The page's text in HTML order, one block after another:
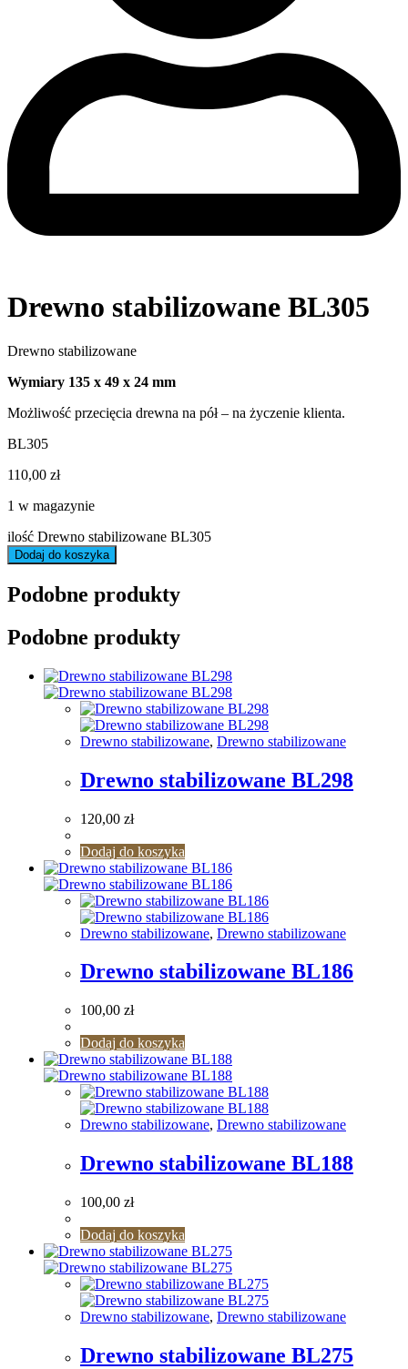
Drewno stabilizowane BL305
Drewno stabilizowane
Wymiary 135 x 49 x 24 mm
Możliwość przecięcia drewna na pół – na życzenie klienta.
BL305
110,00 zł
1 w magazynie
ilość Drewno stabilizowane BL305
Dodaj do koszyka
Podobne produkty
Podobne produkty
Drewno stabilizowane, Drewno stabilizowane
Drewno stabilizowane BL298
120,00 zł
Dodaj do koszyka
Drewno stabilizowane, Drewno stabilizowane
Drewno stabilizowane BL186
100,00 zł
Dodaj do koszyka
Drewno stabilizowane, Drewno stabilizowane
Drewno stabilizowane BL188
100,00 zł
Dodaj do koszyka
Drewno stabilizowane, Drewno stabilizowane
Drewno stabilizowane BL275